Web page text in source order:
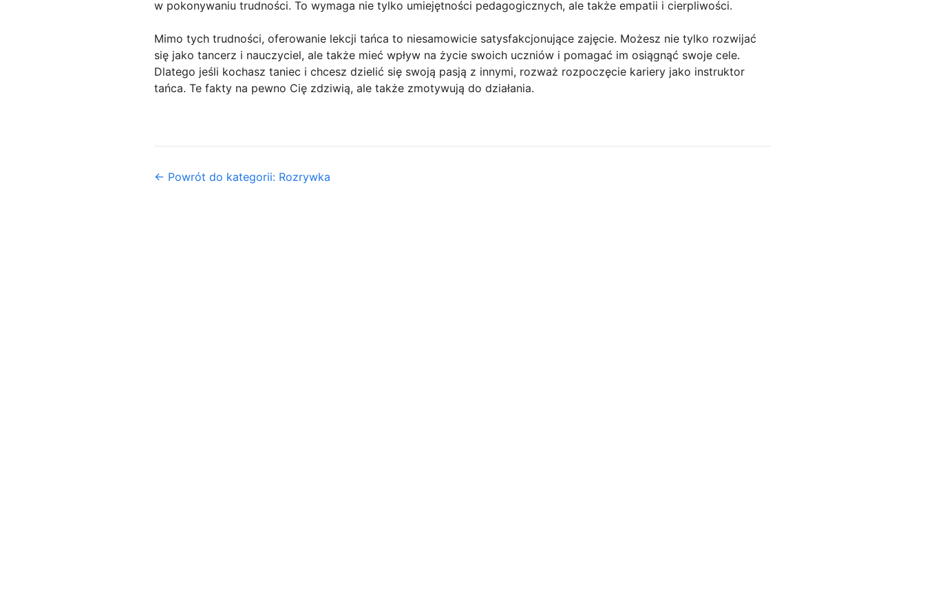
w pokonywaniu trudności. To wymaga nie tylko umiejętności pedagogicznych, ale także empatii i cierpliwości.
Mimo tych trudności, oferowanie lekcji tańca to niesamowicie satysfakcjonujące zajęcie. Możesz nie tylko rozwijać
się jako tancerz i nauczyciel, ale także mieć wpływ na życie swoich uczniów i pomagać im osiągnąć swoje cele.
Dlatego jeśli kochasz taniec i chcesz dzielić się swoją pasją z innymi, rozważ rozpoczęcie kariery jako instruktor
tańca. Te fakty na pewno Cię zdziwią, ale także zmotywują do działania.
← Powrót do kategorii: Rozrywka